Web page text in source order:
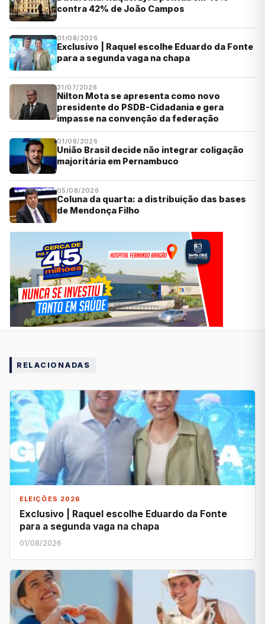
contra 42% de João Campos
01/08/2026
Exclusivo | Raquel escolhe Eduardo da Fonte
para a segunda vaga na chapa
31/07/2026
Nilton Mota se apresenta como novo
presidente do PSDB-Cidadania e gera
impasse na convenção da federação
01/08/2026
União Brasil decide não integrar coligação
majoritária em Pernambuco
05/08/2026
Coluna da quarta: a distribuição das bases
de Mendonça Filho
RELACIONADAS
ELEIÇÕES 2026
Exclusivo | Raquel escolhe Eduardo da Fonte
para a segunda vaga na chapa
01/08/2026